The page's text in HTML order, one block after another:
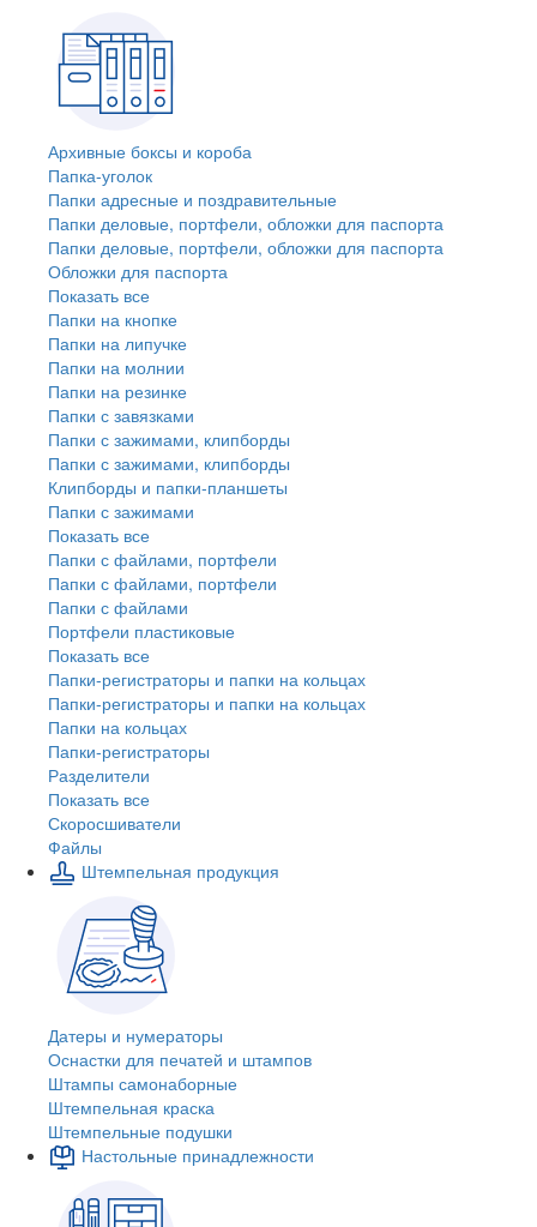
Архивные боксы и короба
Папка-уголок
Папки адресные и поздравительные
Папки деловые, портфели, обложки для паспорта
Папки деловые, портфели, обложки для паспорта
Обложки для паспорта
Показать все
Папки на кнопке
Папки на липучке
Папки на молнии
Папки на резинке
Папки с завязками
Папки с зажимами, клипборды
Папки с зажимами, клипборды
Клипборды и папки-планшеты
Папки с зажимами
Показать все
Папки с файлами, портфели
Папки с файлами, портфели
Папки с файлами
Портфели пластиковые
Показать все
Папки-регистраторы и папки на кольцах
Папки-регистраторы и папки на кольцах
Папки на кольцах
Папки-регистраторы
Разделители
Показать все
Скоросшиватели
Файлы
Штемпельная продукция
Датеры и нумераторы
Оснастки для печатей и штампов
Штампы самонаборные
Штемпельная краска
Штемпельные подушки
Настольные принадлежности